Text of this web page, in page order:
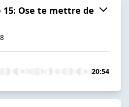
15: Ose te mettre de
20:54